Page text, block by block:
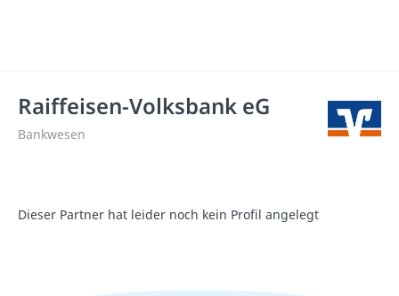
Raiffeisen-Volksbank eG
Bankwesen
Dieser Partner hat leider noch kein Profil angelegt